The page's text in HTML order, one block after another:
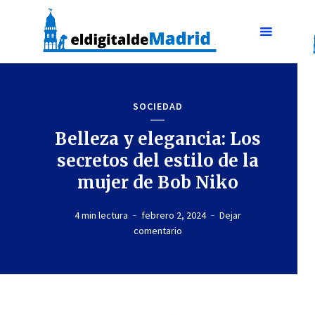
SOCIEDAD
Belleza y elegancia: Los
secretos del estilo de la
mujer de Bob Niko
4 min lectura febrero 2, 2024
Dejar
comentario